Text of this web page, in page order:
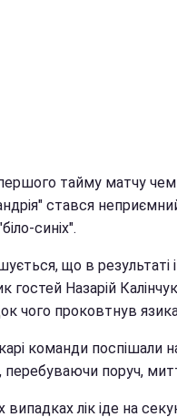
першого тайму матчу
стався
синіх".
що в результаті
гостей Назарій
чого проковтнув
команди
перебуваючи поруч,
випадках лік іде на